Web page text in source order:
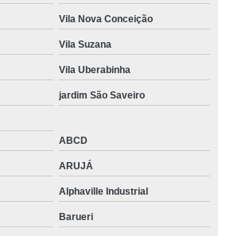
Vila Nova Conceição
Vila Suzana
Vila Uberabinha
jardim São Saveiro
ABCD
ARUJÁ
Alphaville Industrial
Barueri